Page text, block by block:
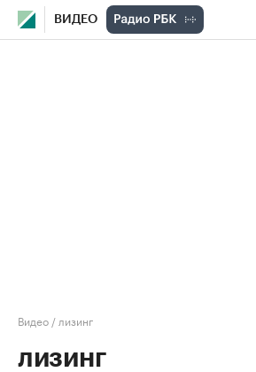
ВИДЕО
Видео / лизинг
лизинг